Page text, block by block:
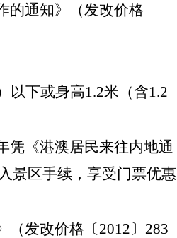
的通知》（发改价格
以下或身高1.2米（含1.2
凭《港澳居民来往内地通
景区手续，享受门票优惠
（发改价格〔2012〕283